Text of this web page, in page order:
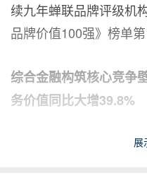
续九年蝉联品牌评级机
品牌价值100强》榜单第
综合金融构筑核心竞争
务价值同比大增39.8%
以客户需求为核心导向展